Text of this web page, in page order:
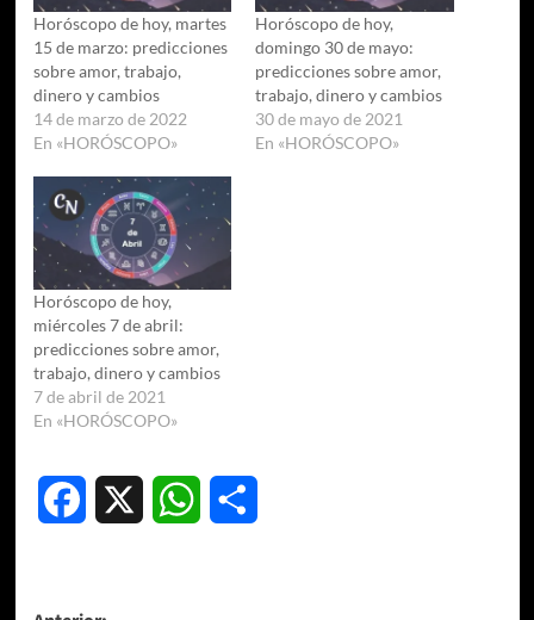
Horóscopo de hoy, martes
15 de marzo: predicciones
sobre amor, trabajo,
dinero y cambios
14 de marzo de 2022
En «HORÓSCOPO»
Horóscopo de hoy,
domingo 30 de mayo:
predicciones sobre amor,
trabajo, dinero y cambios
30 de mayo de 2021
En «HORÓSCOPO»
Horóscopo de hoy,
miércoles 7 de abril:
predicciones sobre amor,
trabajo, dinero y cambios
7 de abril de 2021
En «HORÓSCOPO»
Facebook WhatsApp